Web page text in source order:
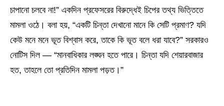
চাপানো চলবে না!” একদিন প্রফেসরের বিরুদ্ধেই চিপের তথ্য ভিত্তিতে
মামলা ওঠে। বলা হয়, “একটি চিন্তা দেখানো মানে কি সেটি প্রমাণ? যদি
কেউ মনে মনে ভূত বিশ্বাস করে, তাকে কি ভূত বলে ধরা যাবে?” সরকারও
নোটিস দিল — “মানবাধিকার লঙ্ঘন হতে পারে। চিন্তা যদি শেয়ারবাজার
হত, তাহলে তো প্রতিদিন মামলা পড়ত।”